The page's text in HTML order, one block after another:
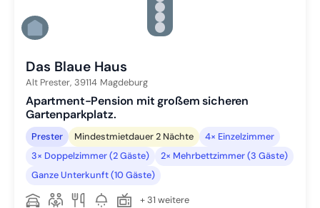
Zu Slide 3 wechseln
Zu Slide 4 wechseln
Zu Slide 5 wechseln
Zu Slide 6 wechseln
Das Blaue Haus
Alt Prester, 39114 Magdeburg
Apartment-Pension mit großem sicheren
Gartenparkplatz.
Prester Mindestmietdauer 2 Nächte
4× Einzelzimmer
3× Doppelzimmer (2 Gäste)
2× Mehrbettzimmer (3 Gäste)
Ganze Unterkunft (10 Gäste)
+ 31 weitere